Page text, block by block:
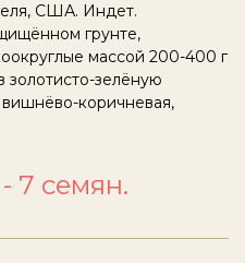
США. Индет.
грунте,
массой 200-400 г
золотисто-зелёную
коричневая,
- 7 семян.